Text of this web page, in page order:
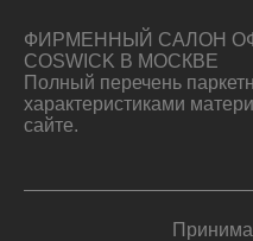
ФИРМЕННЫЙ САЛОН
COSWICK В МОСКВЕ
Полный перечень
характеристиками
сайте.